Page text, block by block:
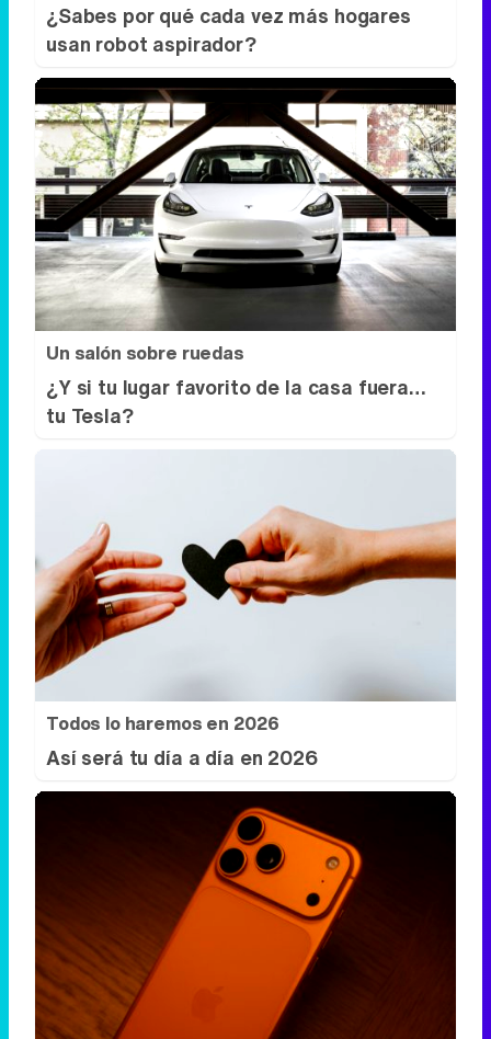
¿Sabes por qué cada vez más hogares
usan robot aspirador?
Un salón sobre ruedas
¿Y si tu lugar favorito de la casa fuera…
tu Tesla?
Todos lo haremos en 2026
Así será tu día a día en 2026